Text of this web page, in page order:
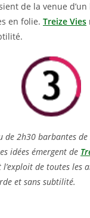
de la venue
en folie. Treize Vies
de 2h30 barbantes de
idées émergent de
de toutes les
et sans subtilité.